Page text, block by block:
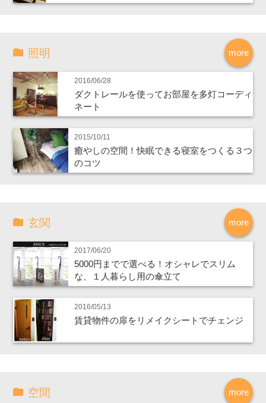
more
照明
2016/06/28
ダクトレールを使ってお部屋を多灯コーディ
ネート
2015/10/11
癒やしの空間！快眠できる寝室をつくる３つ
のコツ
more
玄関
2017/06/20
5000円までで選べる！オシャレでスリム
な、１人暮らし用の傘立て
2016/05/13
賃貸物件の扉をリメイクシートでチェンジ
more
空間